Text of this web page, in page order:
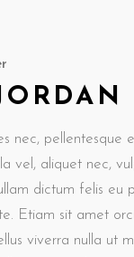
nec, pellentesque
vel, aliquet nec,
dictum felis eu
Etiam sit amet
viverra nulla ut